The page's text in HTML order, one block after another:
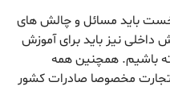
باید مسائل و چالش های
داخلی نیز باید برای آموزش
باشیم. همچنین همه
مخصوصا صادرات کشور